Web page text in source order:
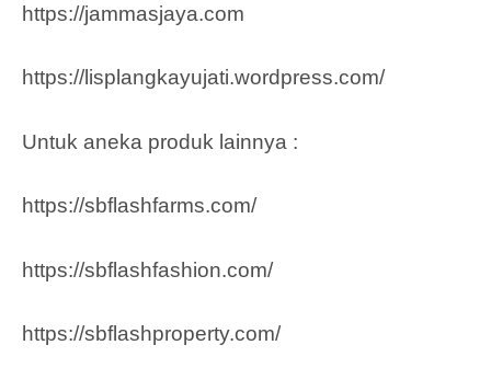
https://jammasjaya.com
https://lisplangkayujati.wordpress.com/
Untuk aneka produk lainnya :
https://sbflashfarms.com/
https://sbflashfashion.com/
https://sbflashproperty.com/